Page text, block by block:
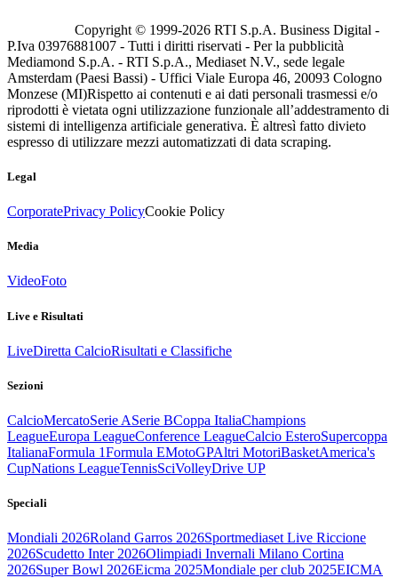
Copyright © 1999-2026 RTI S.p.A. Business Digital -
P.Iva 03976881007 - Tutti i diritti riservati - Per la pubblicità
Mediamond S.p.A. - RTI S.p.A., Mediaset N.V., sede legale
Amsterdam (Paesi Bassi) - Uffici Viale Europa 46, 20093 Cologno
Monzese (MI)Rispetto ai contenuti e ai dati personali trasmessi e/o
riprodotti è vietata ogni utilizzazione funzionale all’addestramento di
sistemi di intelligenza artificiale generativa. È altresì fatto divieto
espresso di utilizzare mezzi automatizzati di data scraping.
Legal
CorporatePrivacy PolicyCookie Policy
Media
VideoFoto
Live e Risultati
LiveDiretta CalcioRisultati e Classifiche
Sezioni
CalcioMercatoSerie ASerie BCoppa ItaliaChampions
LeagueEuropa LeagueConference LeagueCalcio EsteroSupercoppa
ItalianaFormula 1Formula EMotoGPAltri MotoriBasketAmerica's
CupNations LeagueTennisSciVolleyDrive UP
Speciali
Mondiali 2026Roland Garros 2026Sportmediaset Live Riccione
2026Scudetto Inter 2026Olimpiadi Invernali Milano Cortina
2026Super Bowl 2026Eicma 2025Mondiale per club 2025EICMA